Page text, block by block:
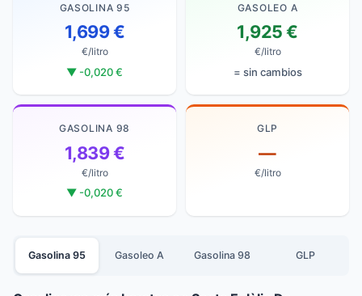
GASOLINA 95
1,699 €
€/litro
▼ -0,020 €
GASOLEO A
1,925 €
€/litro
= sin cambios
GASOLINA 98
1,839 €
€/litro
▼ -0,020 €
GLP
—
€/litro
Gasolina 95 Gasoleo A Gasolina 98 GLP